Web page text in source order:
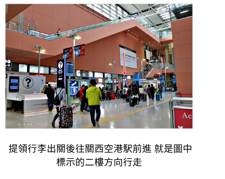
提領行李出關後往關西空港駅前進 就是圖中
標示的二樓方向行走